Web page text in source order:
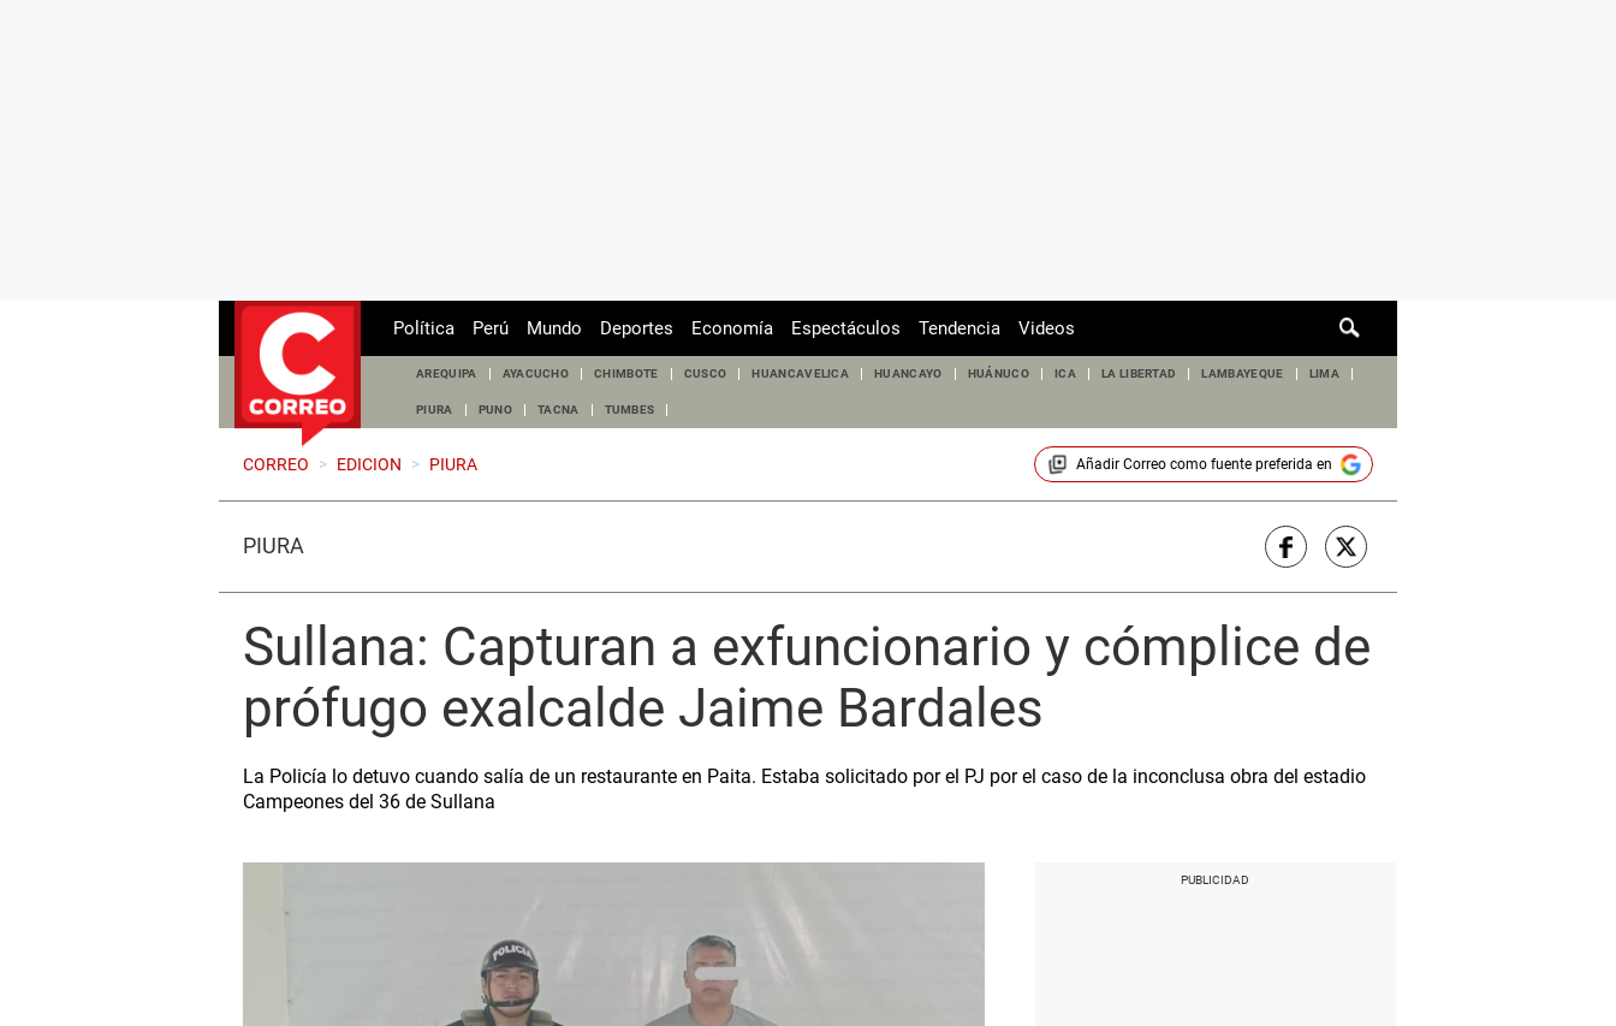
de
Política Perú Mundo Deportes Economía Espectáculos Tendencia Videos
AREQUIPA AYACUCHO CHIMBOTE CUSCO HUANCAVELICA HUANCAYO HUÁNUCO ICA LA LIBERTAD LAMBAYEQUE LIMA
PIURA PUNO TACNA TUMBES
CORREO > EDICION > PIURA Añadir Correocomo fuente preferida en
PIURA
Sullana: Capturan a exfuncionario y cómplice de
prófugo exalcalde Jaime Bardales
La Policía lo detuvo cuando salía de un restaurante en Paita. Estaba solicitado por el PJ por el caso de la inconclusa obra del estadio
Campeones del 36 de Sullana